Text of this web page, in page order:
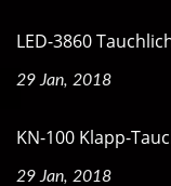
LED-3860
29 Jan, 2018
KN-100 Klapp-
29 Jan, 2018